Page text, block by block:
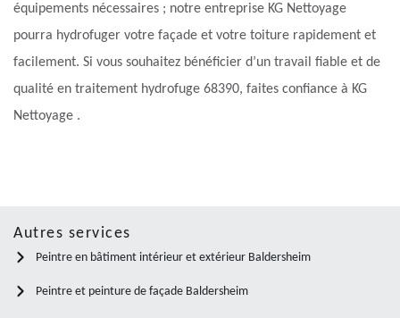
équipements nécessaires ; notre entreprise KG Nettoyage
pourra hydrofuger votre façade et votre toiture rapidement et
facilement. Si vous souhaitez bénéficier d’un travail fiable et de
qualité en traitement hydrofuge 68390, faites confiance à KG
Nettoyage .
Autres services
Peintre en bâtiment intérieur et extérieur Baldersheim
Peintre et peinture de façade Baldersheim